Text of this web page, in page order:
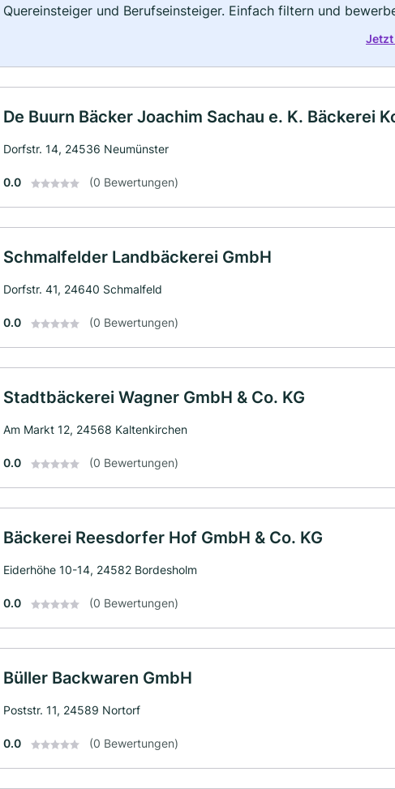
Quereinsteiger und Berufseinsteiger. Einfach filtern und
Jetzt
De Buurn Bäcker Joachim Sachau e. K. Bäckerei
Dorfstr. 14, 24536 Neumünster
0.0 (0 Bewertungen)
Schmalfelder Landbäckerei GmbH
Dorfstr. 41, 24640 Schmalfeld
0.0 (0 Bewertungen)
Stadtbäckerei Wagner GmbH & Co. KG
Am Markt 12, 24568 Kaltenkirchen
0.0 (0 Bewertungen)
Bäckerei Reesdorfer Hof GmbH & Co. KG
Eiderhöhe 10-14, 24582 Bordesholm
0.0 (0 Bewertungen)
Büller Backwaren GmbH
Poststr. 11, 24589 Nortorf
0.0 (0 Bewertungen)